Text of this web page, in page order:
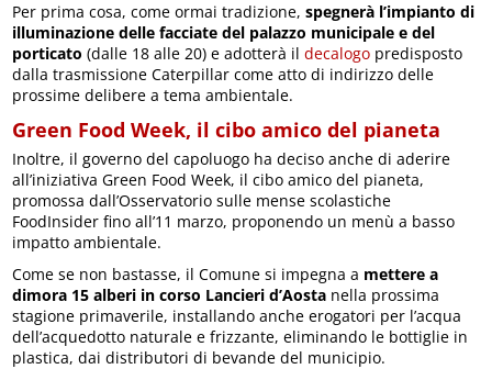
Per prima cosa, come ormai tradizione,spegnerà l’impianto di
illuminazione delle facciate del palazzo municipale e del
porticato (dalle 18 alle 20) e adotterà ildecalogo predisposto
dalla trasmissione Caterpillar come atto di indirizzo delle
prossime delibere a tema ambientale.
Green Food Week, il cibo amico del pianeta
Inoltre, il governo del capoluogo ha deciso anche di aderire
all’iniziativa Green Food Week, il cibo amico del pianeta,
promossa dall’Osservatorio sulle mense scolastiche
FoodInsider fino all’11 marzo, proponendo un menù a basso
impatto ambientale.
Come se non bastasse, il Comune si impegna a mettere a
dimora 15 alberi in corso Lancieri d’Aosta nella prossima
stagione primaverile, installando anche erogatori per l’acqua
dell’acquedotto naturale e frizzante, eliminando le bottiglie in
plastica, dai distributori di bevande del municipio.